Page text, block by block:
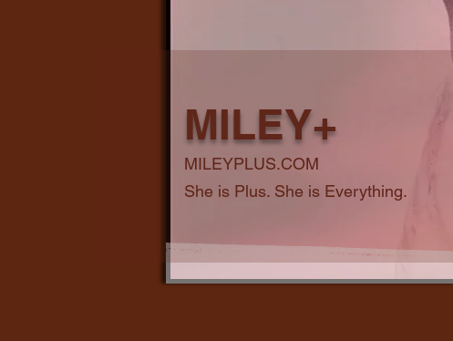
MILEY+
MILEYPLUS.COM
She is Plus. She is Everything.